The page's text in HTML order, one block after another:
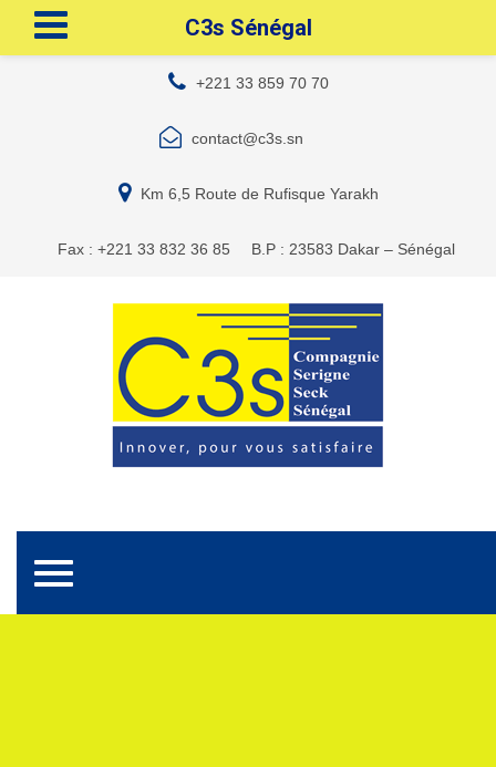
+221 33 859 70 70
contact@c3s.sn
Km 6,5 Route de Rufisque Yarakh
Fax : +221 33 832 36 85 B.P : 23583 Dakar – Sénégal
Toggle navigation
C3s Sénégal